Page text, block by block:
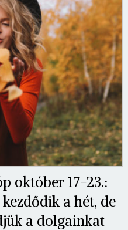
október 17-23.:
a hét, de
a dolgainkat